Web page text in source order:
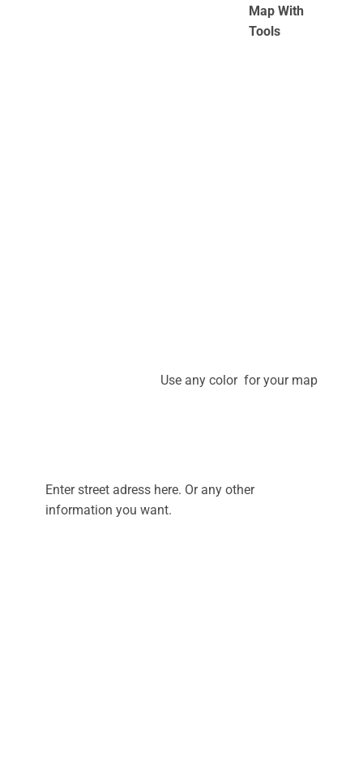
Map With
Tools
Use any color for your map
Enter street adress here. Or any other
information you want.